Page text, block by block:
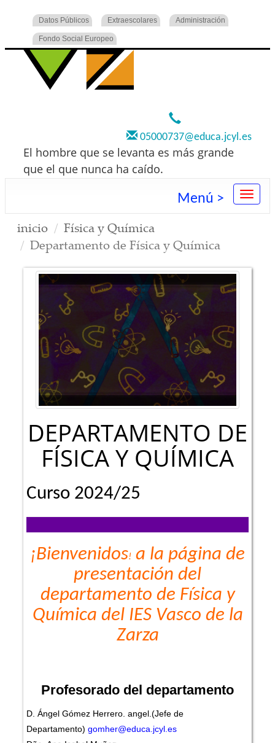
Datos Públicos Extraescolares Administración
Fondo Social Europeo
05000737@educa.jcyl.es
El hombre que se levanta es más grande
que el que nunca ha caído.
Menú >
inicio
Física y Química
Departamento de Física y Química
DEPARTAMENTO DE
FÍSICA Y QUÍMICA
Curso 2024/25
¡Bienvenidos! a la página de
presentación del
departamento de Física y
Química del IES Vasco de la
Zarza
Profesorado del departamento
D. Ángel Gómez Herrero. angel.(Jefe de
Departamento) gomher@educa.jcyl.es